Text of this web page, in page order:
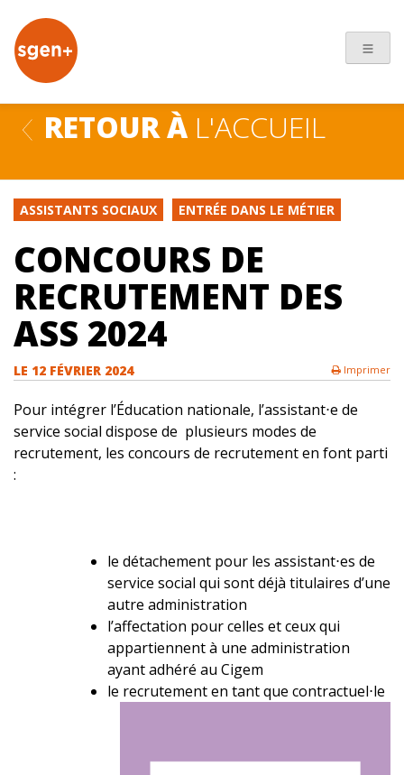
+
RETOUR À L'ACCUEIL
ASSISTANTS SOCIAUX ENTRÉE DANS LE MÉTIER
CONCOURS DE
RECRUTEMENT DES
ASS 2024
LE 12 FÉVRIER 2024 Imprimer
Pour intégrer l’Éducation nationale, l’assistant⋅e de
service social dispose de plusieurs modes de
recrutement, les concours de recrutement en font parti
:
le détachement pour les assistant⋅es de
service social qui sont déjà titulaires d’une
autre administration
l’affectation pour celles et ceux qui
appartiennent à une administration
ayant adhéré au Cigem
le recrutement en tant que contractuel⋅le